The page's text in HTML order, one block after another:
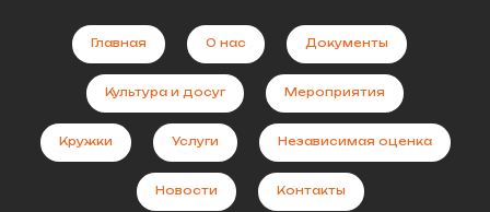
Главная О нас Документы
Культура и досуг Мероприятия
Кружки Услуги Независимая оценка
Новости Контакты